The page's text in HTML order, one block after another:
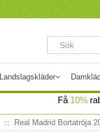
Landslagskläder
Få 10%
Real Madrid Bortatröja